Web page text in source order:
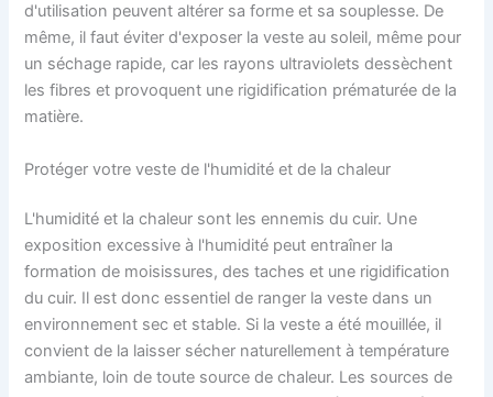
d'utilisation peuvent altérer sa forme et sa souplesse. De
même, il faut éviter d'exposer la veste au soleil, même pour
un séchage rapide, car les rayons ultraviolets dessèchent
les fibres et provoquent une rigidification prématurée de la
matière.
Protéger votre veste de l'humidité et de la chaleur
L'humidité et la chaleur sont les ennemis du cuir. Une
exposition excessive à l'humidité peut entraîner la
formation de moisissures, des taches et une rigidification
du cuir. Il est donc essentiel de ranger la veste dans un
environnement sec et stable. Si la veste a été mouillée, il
convient de la laisser sécher naturellement à température
ambiante, loin de toute source de chaleur. Les sources de